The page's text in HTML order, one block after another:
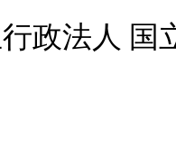
政法人 国